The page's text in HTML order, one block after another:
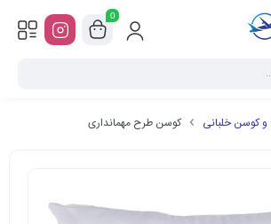
0
کوسن خلبانی کوسن طرح مهمانداری